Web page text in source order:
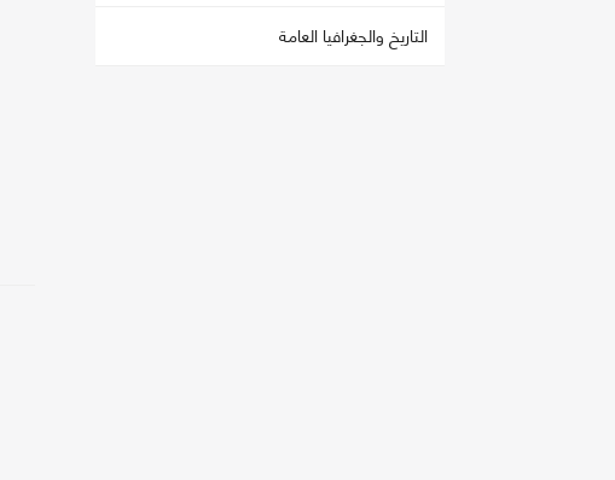
التاريخ والجغرافيا العامة